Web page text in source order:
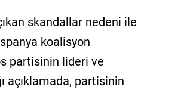
skandallar nedeni ile
koalisyon
partisinin lideri ve
açıklamada, partisinin